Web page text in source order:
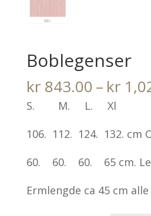
Boblegenser
kr843.00– kr
S. M. L. Xl
106. 112. 124. 132. cm
60. 60. 60. 65 cm.
Ermlengde ca 45 cm